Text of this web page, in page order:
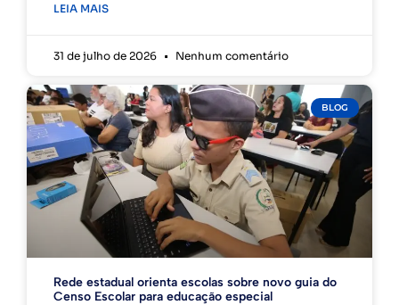
LEIA MAIS
31 de julho de 2026 Nenhum comentário
BLOG
Rede estadual orienta escolas sobre novo guia do
Censo Escolar para educação especial